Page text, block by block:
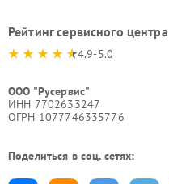
Рейтинг сервисного центра
4.9-5.0
ООО "Русервис"
ИНН 7702633247
ОГРН 1077746335776
Поделиться в соц. сетях: